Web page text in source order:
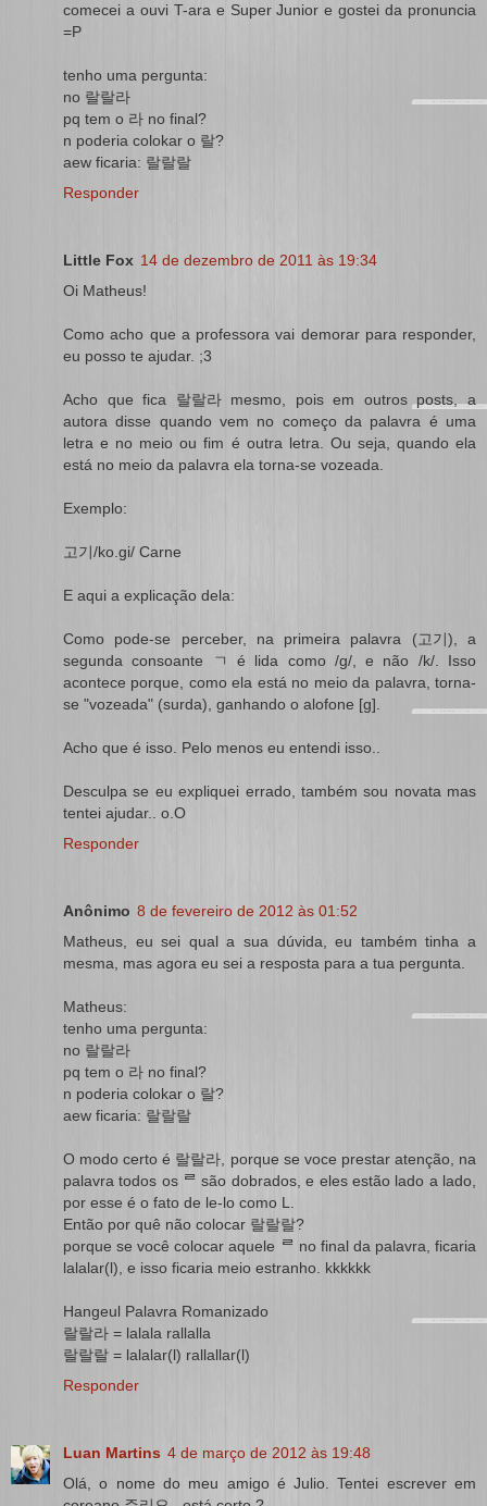
comecei a ouvi T-ara e Super Junior e gostei da pronuncia
=P
tenho uma pergunta:
no 랄랄라
pq tem o 라 no final?
n poderia colokar o 랄?
aew ficaria: 랄랄랄
Responder
Little Fox 14 de dezembro de 2011 às 19:34
Oi Matheus!
Como acho que a professora vai demorar para responder,
eu posso te ajudar. ;3
Acho que fica 랄랄라 mesmo, pois em outros posts, a
autora disse quando vem no começo da palavra é uma
letra e no meio ou fim é outra letra. Ou seja, quando ela
está no meio da palavra ela torna-se vozeada.
Exemplo:
고기/ko.gi/ Carne
E aqui a explicação dela:
Como pode-se perceber, na primeira palavra (고기), a
segunda consoante ㄱ é lida como /g/, e não /k/. Isso
acontece porque, como ela está no meio da palavra, torna-
se "vozeada" (surda), ganhando o alofone [g].
Acho que é isso. Pelo menos eu entendi isso..
Desculpa se eu expliquei errado, também sou novata mas
tentei ajudar.. o.O
Responder
Anônimo 8 de fevereiro de 2012 às 01:52
Matheus, eu sei qual a sua dúvida, eu também tinha a
mesma, mas agora eu sei a resposta para a tua pergunta.
Matheus:
tenho uma pergunta:
no 랄랄라
pq tem o 라 no final?
n poderia colokar o 랄?
aew ficaria: 랄랄랄
O modo certo é 랄랄라, porque se voce prestar atenção, na
palavra todos os ᄅ são dobrados, e eles estão lado a lado,
por esse é o fato de le-lo como L.
Então por quê não colocar 랄랄랄?
porque se você colocar aquele ᄅ no final da palavra, ficaria
lalalar(l), e isso ficaria meio estranho. kkkkkk
Hangeul Palavra Romanizado
랄랄라 = lalala rallalla
랄랄랄 = lalalar(l) rallallar(l)
Responder
Luan Martins 4 de março de 2012 às 19:48
Olá, o nome do meu amigo é Julio. Tentei escrever em